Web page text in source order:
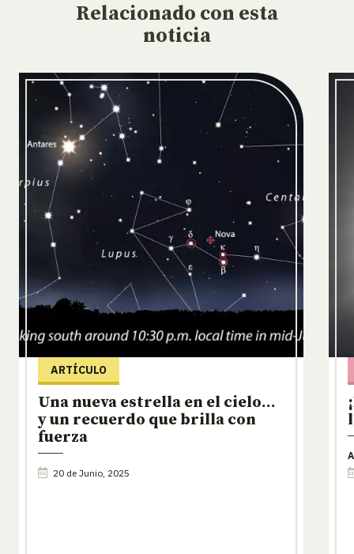
Relacionado con esta
noticia
ARTÍCULO
Una nueva estrella en el cielo…
y un recuerdo que brilla con
fuerza
20 de Junio, 2025